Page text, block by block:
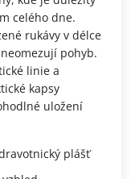
celého dne.
rukávy v délce
pohyb.
linie a
kapsy
uložení
plášť